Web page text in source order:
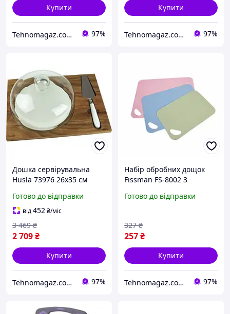
Купити
Tehnomagaz.com.ua - це передовий інтернет-магазин, спеціалізуючийся на продажу техніки 97%
Купити
Tehnomagaz.com.ua - це передовий інтернет-магазин, спеціалізуючийся на продажу техніки 97%
Дошка сервірувальна
Husla 73976 26х35 см
Готово до відправки
від452₴/міс
2 709₴
3 469 ₴
Купити
Tehnomagaz.com.ua - це передовий інтернет-магазин, спеціалізуючийся на продажу техніки 97%
Набір обробних дощок
Fissman FS-8002 3
Готово до відправки
257₴
327 ₴
Купити
Tehnomagaz.com.ua - це передовий інтернет-магазин, спеціалізуючийся на продажу техніки 97%